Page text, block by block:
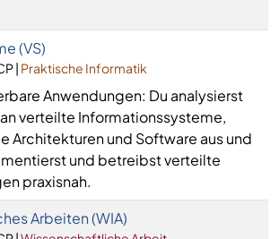
(VS)
| Praktische Informatik
Anwendungen: Du analysierst
verteilte Informationssysteme,
Architekturen und Software aus und
und betreibst verteilte
praxisnah.
Arbeiten (WIA)